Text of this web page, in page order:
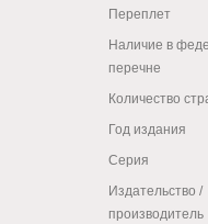
Переплет
Наличие в
перечне
Количество
Год издания
Серия
Издательство /
производитель